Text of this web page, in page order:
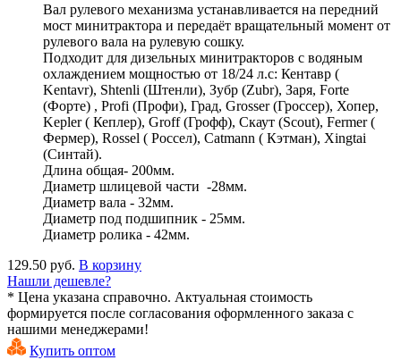
Вал рулевого механизма устанавливается на передний
мост минитрактора и передаёт вращательный момент от
рулевого вала на рулевую сошку.
Подходит для дизельных минитракторов с водяным
охлаждением мощностью от 18/24 л.с: Кентавр (
Kentavr), Shtenli (Штенли), Зубр (Zubr), Заря, Forte
(Форте) , Profi (Профи), Град, Grosser (Гроссер), Хопер,
Kepler ( Кеплер), Groff (Грофф), Скаут (Scout), Fermer (
Фермер), Rossel ( Россел), Catmann ( Кэтман), Xingtai
(Синтай).
Длина общая- 200мм.
Диаметр шлицевой части -28мм.
Диаметр вала - 32мм.
Диаметр под подшипник - 25мм.
Диаметр ролика - 42мм.
129.50 руб. В корзину
Нашли дешевле?
* Цена указана справочно. Актуальная стоимость
формируется после согласования оформленного заказа с
нашими менеджерами!
Купить оптом